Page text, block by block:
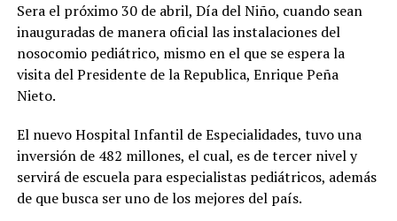
Sera el próximo 30 de abril, Día del Niño, cuando sean
inauguradas de manera oficial las instalaciones del
nosocomio pediátrico, mismo en el que se espera la
visita del Presidente de la Republica, Enrique Peña
Nieto.
El nuevo Hospital Infantil de Especialidades, tuvo una
inversión de 482 millones, el cual, es de tercer nivel y
servirá de escuela para especialistas pediátricos, además
de que busca ser uno de los mejores del país.